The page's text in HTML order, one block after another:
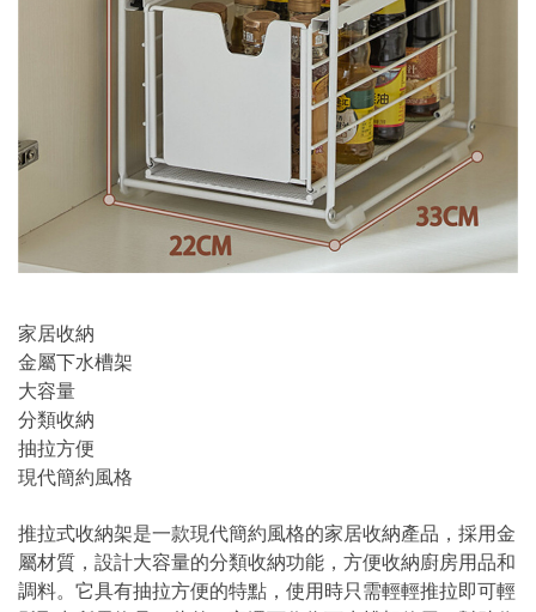
家居收納
金屬下水槽架
大容量
分類收納
抽拉方便
現代簡約風格
推拉式收納架是一款現代簡約風格的家居收納產品，採用金
屬材質，設計大容量的分類收納功能，方便收納廚房用品和
調料。它具有抽拉方便的特點，使用時只需輕輕推拉即可輕